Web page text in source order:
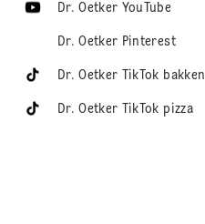
Dr. Oetker YouTube
Dr. Oetker Pinterest
Dr. Oetker TikTok bakken
Dr. Oetker TikTok pizza